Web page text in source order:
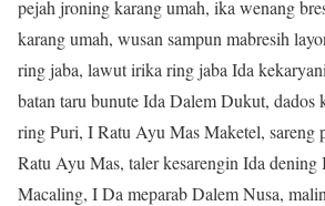
pejah jroning karang umah, ika wenang
karang umah, wusan sampun mabresih
ring jaba, lawut irika ring jaba Ida
batan taru bunute Ida Dalem Dukut, dados
ring Puri, I Ratu Ayu Mas Maketel, sareng
Ratu Ayu Mas, taler kesarengin Ida
Macaling, I Da meparab Dalem Nusa,